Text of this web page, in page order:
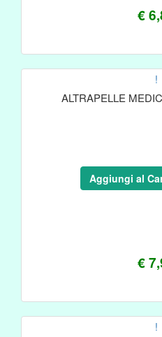
€
!
ALTRAPELLE
€
Aggiungi al
!